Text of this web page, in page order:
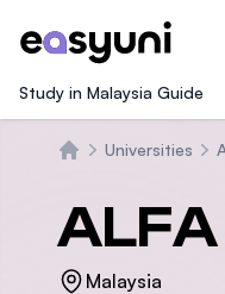
Study in Malaysia Guide
Universities
Malaysia